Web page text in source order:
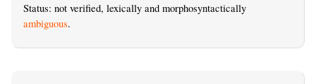
Status: not verified, lexically and morphosyntactically
ambiguous.